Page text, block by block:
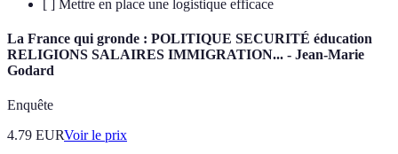
[ ] Mettre en place une logistique efficace
La France qui gronde : POLITIQUE SECURITÉ éducation
RELIGIONS SALAIRES IMMIGRATION... - Jean-Marie
Godard
Enquête
4.79 EURVoir le prix